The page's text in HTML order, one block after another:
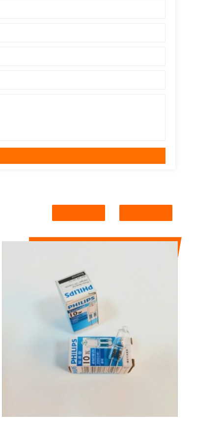
12V10W G4
SORGENTE
LUMINOSA
ALOGEN...